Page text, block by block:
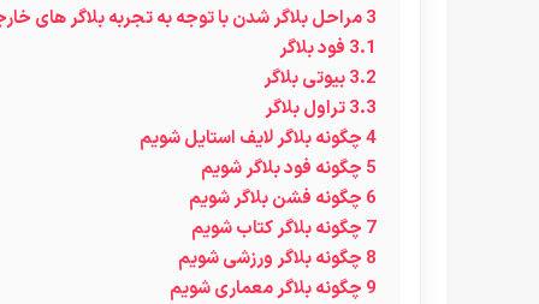
3مراحل بلاگر شدن با توجه به تجربه بلاگر های
3.1 فود بلاگر
3.2بیوتی بلاگر
3.3تراول بلاگر
4چگونه بلاگر لایف استایل شویم
5 چگونه فود بلاگر شویم
6 چگونه فشن بلاگر شویم
7 چگونه بلاگر کتاب شویم
8 چگونه بلاگر ورزشی شویم
9 چگونه بلاگر معماری شویم